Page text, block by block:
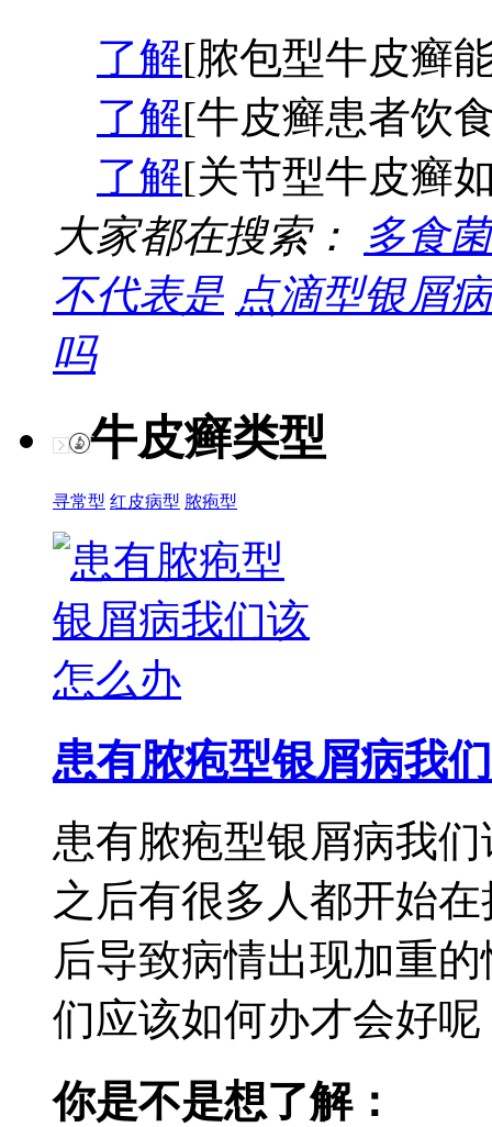
了解[脓包型牛皮癣
了解[牛皮癣患者饮
了解[关节型牛皮癣
大家都在搜索：
多食
不代表是 点滴型银屑
吗
牛皮癣类型
寻常型 红皮病型 脓疱型
患有脓疱型银屑病我们
患有脓疱型银屑病我
之后有很多人都开始
后导致病情出现加重
们应该如何办才会好
你是不是想了解：